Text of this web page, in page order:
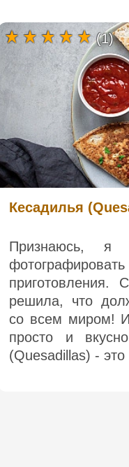
Кесадилья
Признаюсь, я
приготовления.
решила, что
со всем миром! И
просто и
(Quesadillas) -
(1)